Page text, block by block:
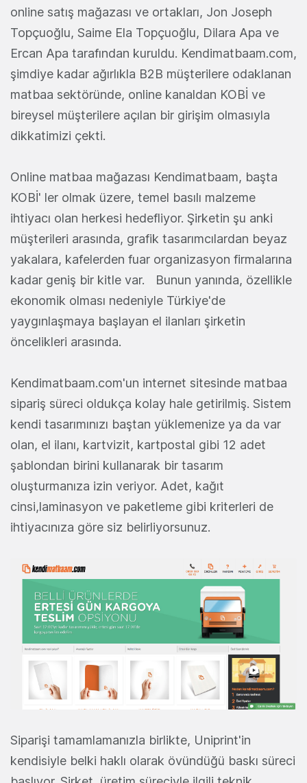
online satış mağazası ve ortakları, Jon Joseph
Topçuoğlu, Saime Ela Topçuoğlu, Dilara Apa ve
Ercan Apa tarafından kuruldu. Kendimatbaam.com,
şimdiye kadar ağırlıkla B2B müşterilere odaklanan
matbaa sektöründe, online kanaldan KOBİ ve
bireysel müşterilere açılan bir girişim olmasıyla
dikkatimizi çekti.
Online matbaa mağazası Kendimatbaam, başta
KOBİ' ler olmak üzere, temel basılı malzeme
ihtiyacı olan herkesi hedefliyor. Şirketin şu anki
müşterileri arasında, grafik tasarımcılardan beyaz
yakalara, kafelerden fuar organizasyon firmalarına
kadar geniş bir kitle var. Bunun yanında, özellikle
ekonomik olması nedeniyle Türkiye'de
yaygınlaşmaya başlayan el ilanları şirketin
öncelikleri arasında.
Kendimatbaam.com'un internet sitesinde matbaa
sipariş süreci oldukça kolay hale getirilmiş. Sistem
kendi tasarımınızı baştan yüklemenize ya da var
olan, el ilanı, kartvizit, kartpostal gibi 12 adet
şablondan birini kullanarak bir tasarım
oluşturmanıza izin veriyor. Adet, kağıt
cinsi,laminasyon ve paketleme gibi kriterleri de
ihtiyacınıza göre siz belirliyorsunuz.
Siparişi tamamlamanızla birlikte, Uniprint'in
kendisiyle belki haklı olarak övündüğü baskı süreci